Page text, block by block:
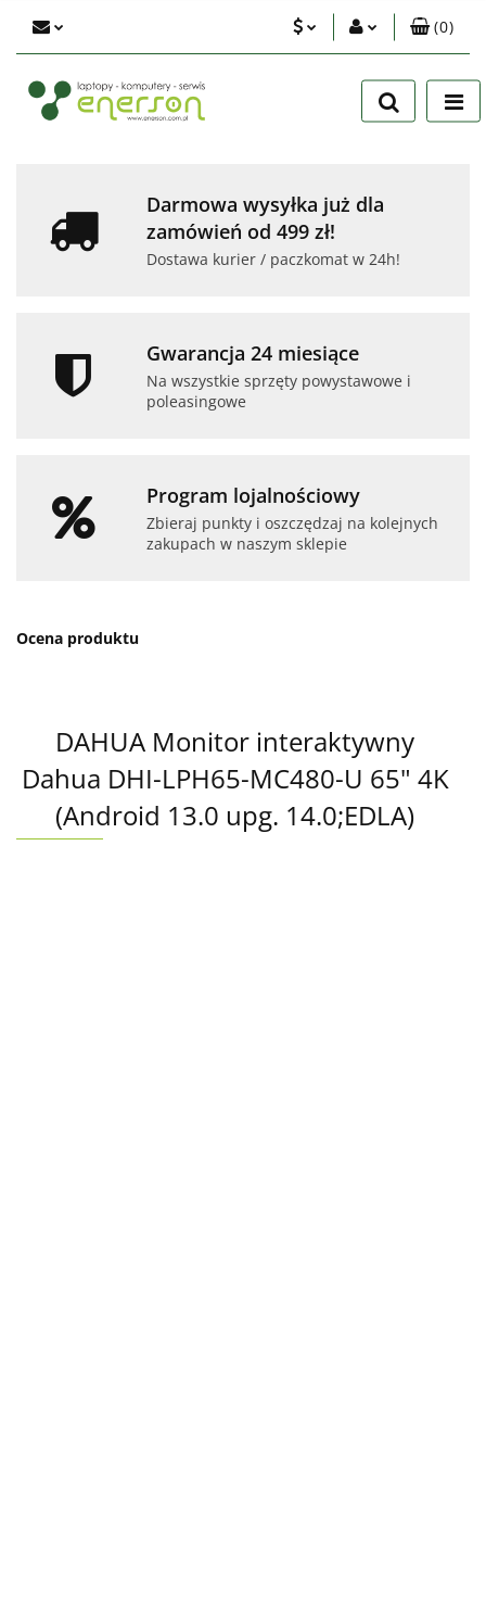
Zaloguj się
Zarejestruj się
(0)
Darmowa wysyłka już dla
zamówień od 499 zł!
Dostawa kurier / paczkomat w 24h!
Gwarancja 24 miesiące
Na wszystkie sprzęty powystawowe i
poleasingowe
Program lojalnościowy
Zbieraj punkty i oszczędzaj na kolejnych
zakupach w naszym sklepie
Ocena produktu
DAHUA Monitor interaktywny
Dahua DHI-LPH65-MC480-U 65" 4K
(Android 13.0 upg. 14.0;EDLA)